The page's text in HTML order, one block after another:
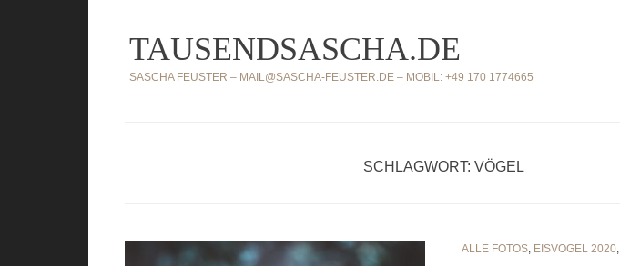
Inhalt
springen
TAUSENDSASCHA.DE
SASCHA FEUSTER – MAIL@SASCHA-FEUSTER.DE – MOBIL: +49 170 1774665
SCHLAGWORT: VÖGEL
ALLE FOTOS, EISVOGEL 2020,